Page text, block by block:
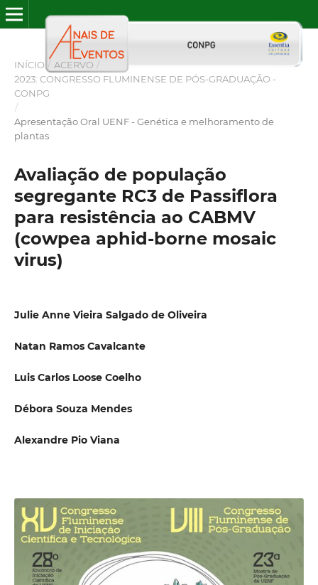
INÍCIO / ACERVO /
2023: CONGRESSO FLUMINENSE DE PÓS-GRADUAÇÃO -
CONPG
/
Apresentação Oral UENF - Genética e melhoramento de
plantas
Avaliação de população
segregante RC3 de Passiflora
para resistência ao CABMV
(cowpea aphid-borne mosaic
virus)
Julie Anne Vieira Salgado de Oliveira
Natan Ramos Cavalcante
Luis Carlos Loose Coelho
Débora Souza Mendes
Alexandre Pio Viana